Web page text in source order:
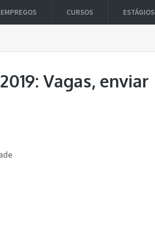
EMPREGOS CURSOS ESTÁGIOS
Vagas, enviar